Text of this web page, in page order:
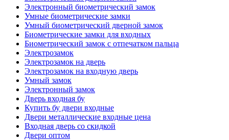
Электронный биометрический замок
Умные биометрические замки
Умный биометрический дверной замок
Биометрические замки для входных
Биометрический замок с отпечатком пальца
Электрозамок
Электрозамок на дверь
Электрозамок на входную дверь
Умный замок
Электронный замок
Дверь входная бу
Купить бу двери входные
Двери металлические входные цена
Входная дверь со скидкой
Двери оптом